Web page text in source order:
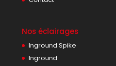
Nos éclairages
Inground Spike
Inground